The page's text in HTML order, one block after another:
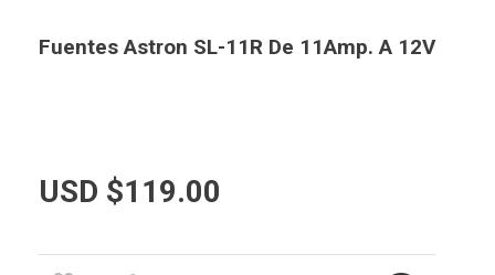
Fuentes Astron SL-11R De 11Amp. A 12V
USD $119.00